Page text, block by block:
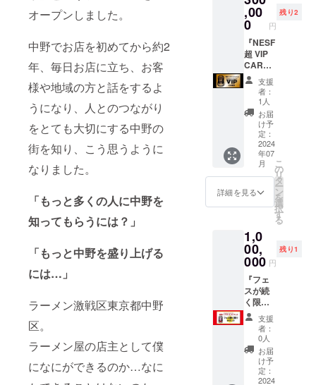
オープンしました。
中野でお店を初めてから約2
年、毎日お店に立ち、お客
様や地域の方と話をするよ
うになり、人とのつながり
をとても大切にする中野の
街を知り、こう思うように
なりました。
「もっと多くの人に中野を
知ってもらうには？」
「もっと中野を盛り上げる
には…」
ラーメン激戦区東京都中野
区。
ラーメン屋の店主として僕
になにができるのか…なに
半年以
上と致
しま
す。 ※
順番や
配置は
デザイ
ンに
よって
調整致
します
ので、
一番目
だから
左上に
あると
は限り
ませ
ださい
ませ。
※バナー
やロゴ
は申込
者の方
でご用
意くだ
さいま
せ。 ※
更新な
どは随
時連絡
いただ
戦、 海
外で大
怪我か
らの中
野で
ラーメ
ン屋店
主 すべ
ての人
に僕の
魂を注
入しま
す！！
※全国ど
こでも
僕が箕
輪家
ラーメ
と共に
いきま
す ※オ
フライ
ンです
※講演会
や、勉
強会の
用途は
相談し
ましょ
う ※交
通費、
ラーメ
,00
0 円
残り2
『NESF
超 VIP
CARD
』 ・
VIPルー
ム(関係
者エリ
ア)2日
間ご利
用可
能。 ・
ラーメ
ン、ド
リンク
オール
シェル
ジュ付
き ・
ラーメ
ンとド
リンク
をVIP
ルーム
にてご
注文頂
けま
す。 ※1
口の申
し込み
支援
者：
1人
お届
け予
定：
2024
年07
月
詳細を見る
こ
の
リ
タ
ー
ン
を
選
択
す
る
1,0
00,
000 円
残り1
『フェ
スが続
く限り
ラーメ
ンを提
供し続
ける
券』 ・
フェス
が続く
支援
者：
0人
お届
け予
定：
2024